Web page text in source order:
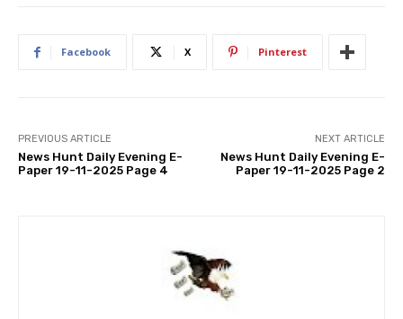
Facebook X Pinterest
PREVIOUS ARTICLE
News Hunt Daily Evening E-
Paper 19-11-2025 Page 4
NEXT ARTICLE
News Hunt Daily Evening E-
Paper 19-11-2025 Page 2